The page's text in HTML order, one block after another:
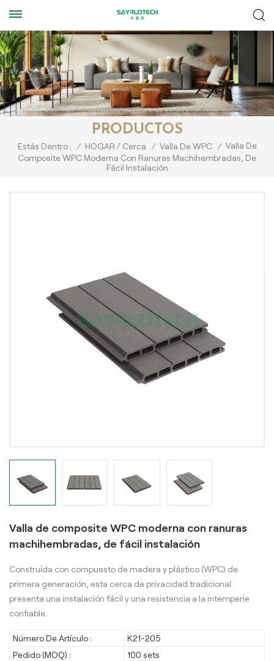
PRODUCTOS
Estás Dentro : / HOGAR / Cerca / Valla De WPC / Valla De
Composite WPC Moderna Con Ranuras Machihembradas, De
Fácil Instalación
Valla de composite WPC moderna con ranuras
machihembradas, de fácil instalación
Construida con compuesto de madera y plástico (WPC) de
primera generación, esta cerca de privacidad tradicional
presenta una instalación fácil y una resistencia a la intemperie
confiable.
Número De Artículo :
K21-205
Pedido (MOQ) :
100 sets